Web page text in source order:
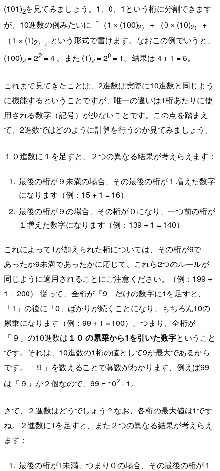
(101)2を見てみましょう。1、0、1という桁に分割できます
が、10進数の例みたいに「（1 × (100)2） + （0 × (10)2）
+
（1 × (1)2）」 という形式で書けます。なおこの例でいうと、
(100)2 = 22 = 4 、また (1)2 = 20 = 1。結果は 4 + 1 = 5。
これまで見てきたことは、2進数は実際に10進数と同じよう
に機能するということですが、唯一の違いは1桁あたりに使
用される数字（記号）が少ないことです。この点を踏まえ
て、2進数ではどのように計算を行うのか見てみましょう。
１０進数に１を足すと、２つの異なる結果が考えらえます：
最後の桁が９未満の場合、その最後の桁が１増えた数字
になります（例：15 + 1 = 16）
最後の桁が９の場合、その桁が０になり、一つ前の桁が
１増えた数字になります（例：139 + 1 = 140）
これによって1が加えられた桁については、その桁が9で
あったか9未満であったかに応じて、これら2つのルールが
同じように適用されることにご注意ください。（例：199 +
1 = 200） 従って、全桁が「9」だけの数字に1を足すと、
「1」の後に「0」ばかりが続くことになり、もちろん10の
累乗になります（例：99＋1＝100）。つまり、全桁が
「９」の10進数は １０ の累乗から1を引いた数字ということ
です。それは、10進数の1桁の値として9が最大であるから
です。「９」を数えることで冪数がわかります、例えば99
は「９」が２個なので、99 = 102 - 1。
さて、２進数はどうでしょう？なお、各桁の最大値は1です
ね。２進数に1を足すと、また２つの異なる結果が考えらえ
ます：
最後の桁が1未満、つまり０の場合、その最後の桁が１